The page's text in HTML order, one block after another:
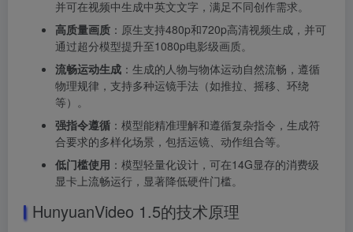
并可在视频中生成中英文文字，满足不同创作需求。
高质量画质 ：原生支持480p和720p高清视频生成，并可
通过超分模型提升至1080p电影级画质。
流畅运动生成 ：生成的人物与物体运动自然流畅，遵循
物理规律，支持多种运镜手法（如推拉、摇移、环绕
等）。
强指令遵循 ：模型能精准理解和遵循复杂指令，生成符
合要求的多样化场景，包括运镜、动作组合等。
低门槛使用 ：模型轻量化设计，可在14G显存的消费级
显卡上流畅运行，显著降低硬件门槛。
HunyuanVideo 1.5的技术原理